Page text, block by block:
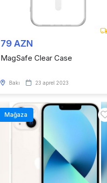
79 AZN
MagSafe Clear Case
Bakı 23 aprel 2023
Mağaza